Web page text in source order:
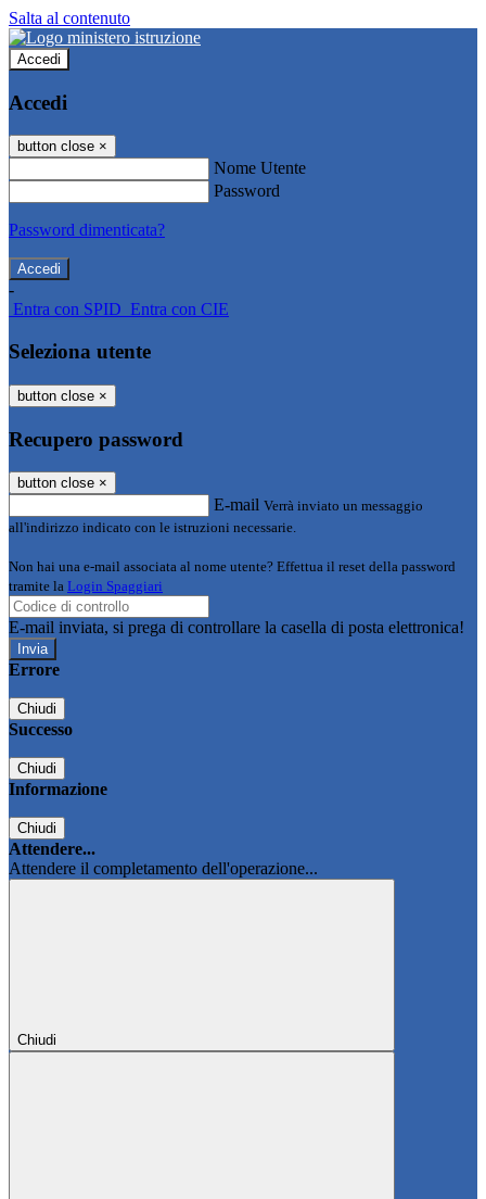
Salta al contenuto
Accedi
Accedi
button close ×
Nome Utente
Password
Password dimenticata?
-
Entra con SPID Entra con CIE
Seleziona utente
button close ×
Recupero password
button close ×
E-mail Verrà inviato un messaggio
all'indirizzo indicato con le istruzioni necessarie.
Non hai una e-mail associata al nome utente? Effettua il reset della password
tramite la Login Spaggiari
E-mail inviata, si prega di controllare la casella di posta elettronica!
Errore
Chiudi
Successo
Chiudi
Informazione
Chiudi
Attendere...
Attendere il completamento dell'operazione...
Chiudi